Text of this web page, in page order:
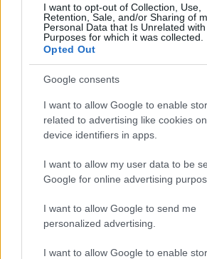
I want to opt-out of Collection, Use,
Retention, Sale, and/or Sharing of
Personal Data that Is Unrelated
Purposes for which it was collected.
Opted Out
Google consents
I want to allow Google to enable
related to advertising like cookies
device identifiers in apps.
I want to allow my user data to be
Google for online advertising
I want to allow Google to send me
personalized advertising.
I want to allow Google to enable
I nostri cari
I nostri cari
Giovannimaria Cabras